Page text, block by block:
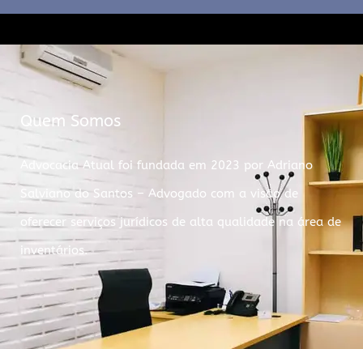
Quem Somos
Advocacia Atual foi fundada em 2023 por Adriano
Salviano do Santos – Advogado com a visão de
oferecer serviços jurídicos de alta qualidade na área de
inventários.